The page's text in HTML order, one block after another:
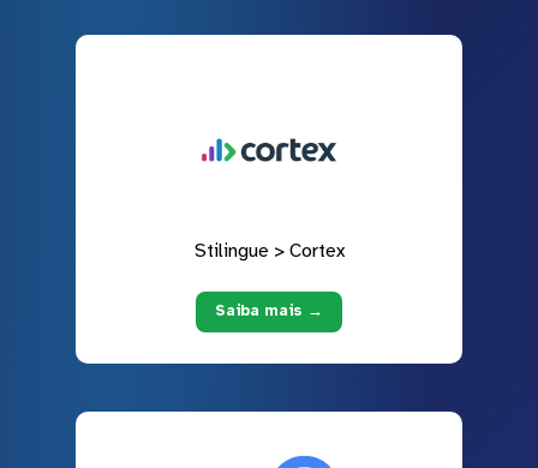
Stilingue > Cortex
Saiba mais →